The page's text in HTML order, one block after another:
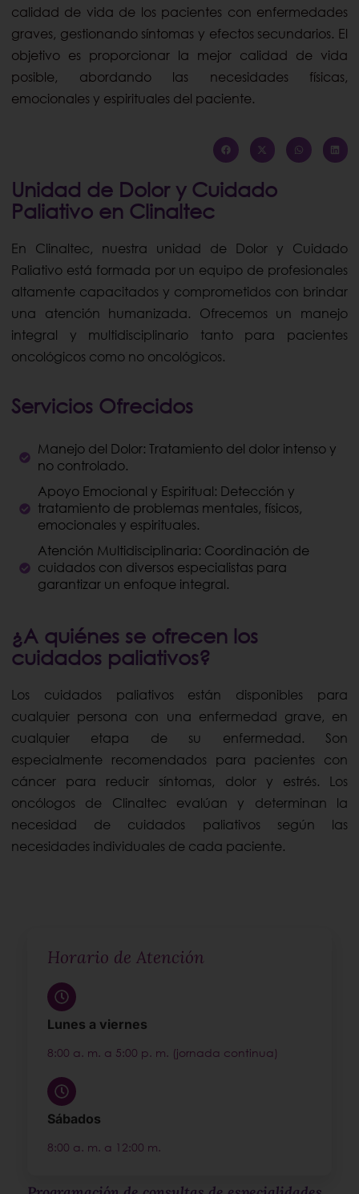
calidad de vida de los pacientes con enfermedades
graves, gestionando síntomas y efectos secundarios. El
objetivo es proporcionar la mejor calidad de vida
posible, abordando las necesidades físicas,
emocionales y espirituales del paciente.
Unidad de Dolor y Cuidado
Paliativo en Clinaltec
En Clinaltec, nuestra unidad de Dolor y Cuidado
Paliativo está formada por un equipo de profesionales
altamente capacitados y comprometidos con brindar
una atención humanizada. Ofrecemos un manejo
integral y multidisciplinario tanto para pacientes
oncológicos como no oncológicos.
Servicios Ofrecidos
Manejo del Dolor: Tratamiento del dolor intenso y
no controlado.
Apoyo Emocional y Espiritual: Detección y
tratamiento de problemas mentales, físicos,
emocionales y espirituales.
Atención Multidisciplinaria: Coordinación de
cuidados con diversos especialistas para
garantizar un enfoque integral.
¿A quiénes se ofrecen los
cuidados paliativos?
Los cuidados paliativos están disponibles para
cualquier persona con una enfermedad grave, en
cualquier etapa de su enfermedad. Son
especialmente recomendados para pacientes con
cáncer para reducir síntomas, dolor y estrés. Los
oncólogos de Clinaltec evalúan y determinan la
necesidad de cuidados paliativos según las
necesidades individuales de cada paciente.
Horario de Atención
Lunes a viernes
8:00 a. m. a 5:00 p. m. (jornada continua)
Sábados
8:00 a. m. a 12:00 m.